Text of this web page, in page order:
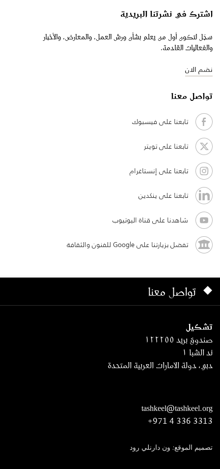
اشترك في نشرتنا البريدية
سجّل لتكون أول من يعلم بشأن ورش العمل، والمعارض، والأخبار
والفعاليات القادمة.
نضم الان
تواصل معنا
تابعنا على فيسبوك
تابعنا على تويتر
تابعنا على إنستاغرام
تابعنا على ينكدين
شاهدنا على قناة اليوتيوب
تفضل بزيارتنا على Google للفنون والثقافة
تواصل معنا
تشكيل
صندوق بريد ١٢٢٢٥٥
ند الشبا ١
دبي، دولة الامارات العربية المتحدة
tashkeel@tashkeel.org
+971 4 336 3313
تصميم الموقع: ون دارنلي رود